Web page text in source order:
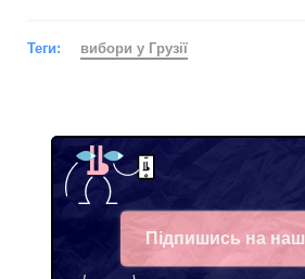
Теги: вибори у Грузії
Підпишись на наш
Facebook